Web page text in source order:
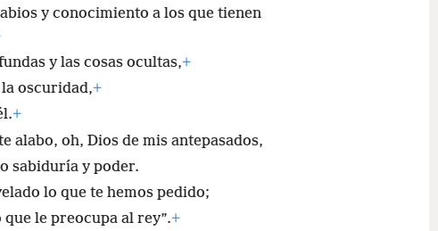
+
y conocimiento a los que tienen
y las cosas ocultas,
oscuridad,
+
alabo, oh, Dios de mis antepasados,
sabiduría y poder.
lo que te hemos pedido;